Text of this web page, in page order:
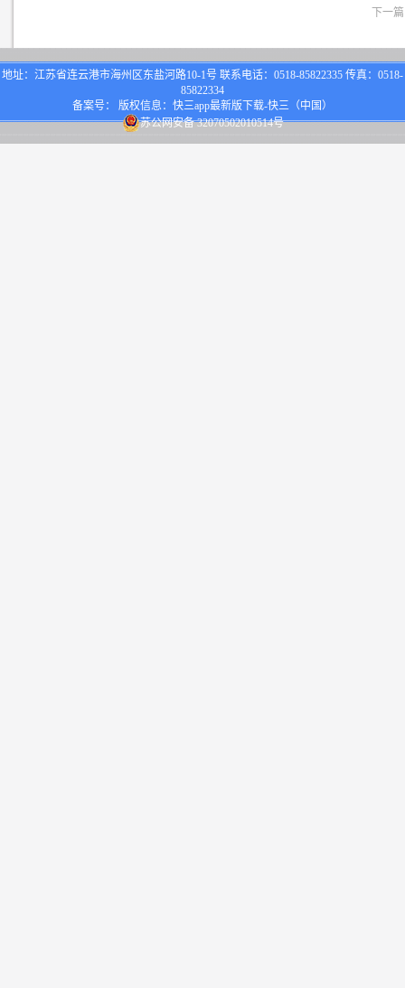
下一
地址：江苏省连云港市海州区东盐河路10-1号 联系电话：0518-85822335 传真：0518-
85822334
备案号： 版权信息：快三app最新版下载-快三（中国）
苏公网安备 32070502010514号